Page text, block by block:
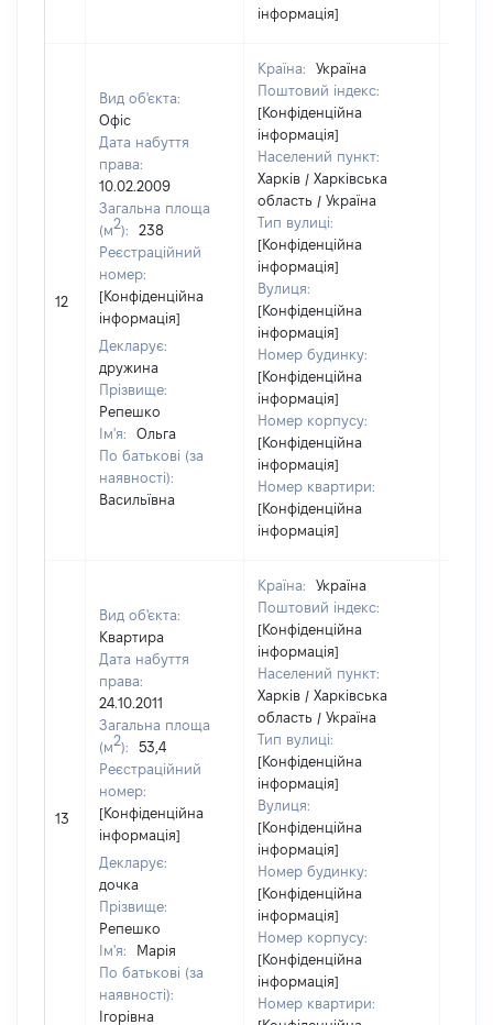
інформація]
12
Вид об'єкта:
Офіс
Дата набуття
права:
10.02.2009
Загальна площа
(м2):
238
Реєстраційний
номер:
[Конфіденційна
інформація]
Декларує:
дружина
Прізвище:
Репешко
Ім'я:
Ольга
По батькові (за
наявності):
Васильївна
Країна:
Україна
Поштовий індекс:
[Конфіденційна
інформація]
Населений пункт:
Харків / Харківська
область / Україна
Тип вулиці:
[Конфіденційна
інформація]
Вулиця:
[Конфіденційна
інформація]
Номер будинку:
[Конфіденційна
інформація]
Номер корпусу:
[Конфіденційна
інформація]
Номер квартири:
[Конфіденційна
інформація]
13
Вид об'єкта:
Квартира
Дата набуття
права:
24.10.2011
Загальна площа
(м2):
53,4
Реєстраційний
номер:
[Конфіденційна
інформація]
Декларує:
дочка
Прізвище:
Репешко
Ім'я:
Марія
По батькові (за
наявності):
Ігорівна
Країна:
Україна
Поштовий індекс:
[Конфіденційна
інформація]
Населений пункт:
Харків / Харківська
область / Україна
Тип вулиці:
[Конфіденційна
інформація]
Вулиця:
[Конфіденційна
інформація]
Номер будинку:
[Конфіденційна
інформація]
Номер корпусу:
[Конфіденційна
інформація]
Номер квартири: